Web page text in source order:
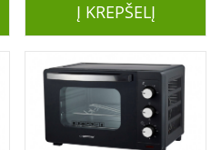
Į KREPŠELĮ